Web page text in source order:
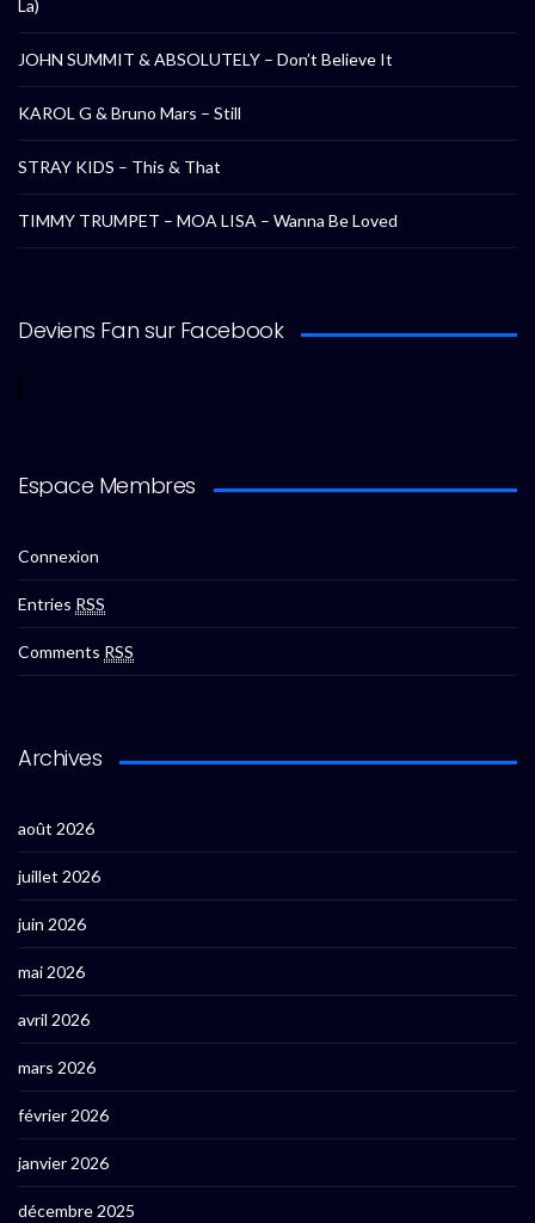
La)
JOHN SUMMIT & ABSOLUTELY – Don’t Believe It
KAROL G & Bruno Mars – Still
STRAY KIDS – This & That
TIMMY TRUMPET – MOA LISA – Wanna Be Loved
Deviens Fan sur Facebook
Espace Membres
Connexion
Entries RSS
Comments RSS
Archives
août 2026
juillet 2026
juin 2026
mai 2026
avril 2026
mars 2026
février 2026
janvier 2026
décembre 2025